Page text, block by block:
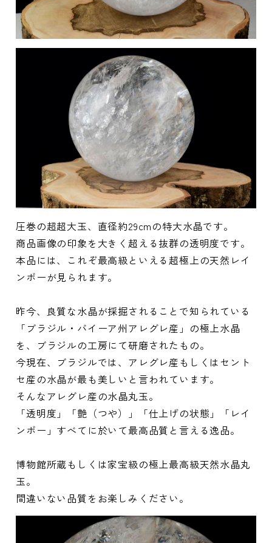
圧巻の超超大玉、直径約29cmの特大水晶です。
商品画像の印象を大きく超える抜群の透明度です。
本品には、これぞ最高級といえる超極上の天然レイ
ンボーが見られます。
昨今、良質な水晶が採掘されることで知られている
「ブラジル・バイーア州アレグレ産」の極上水晶
を、ブラジルの工房にて研磨されたもの。
今現在、ブラジルでは、アレグレ産もしくはセント
セ産の水晶が最も美しいと言われています。
そんなアレグレ産の水晶丸玉。
「透明度」「艶（つや）」「仕上げの状態」「レイ
ンボー」すべてに於いて最高品質と言える逸品。
博物館所蔵もしくは家宝級の極上最高級天然水晶丸
玉。
間違いない品質をお楽しみください。